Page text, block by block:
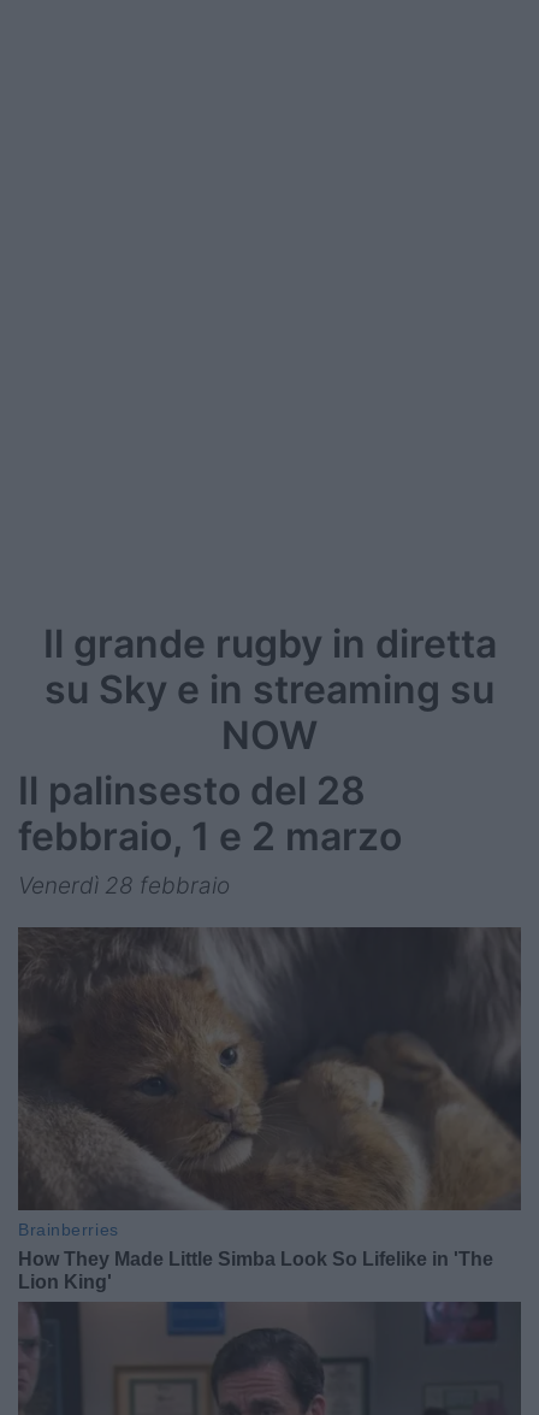
Il grande rugby in diretta
su Sky e in streaming su
NOW
Il palinsesto del 28
febbraio, 1 e 2 marzo
Venerdì 28 febbraio